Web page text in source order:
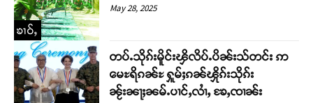
ၶၢဝ်ႇ
May 28, 2025
တပ်ႉသိုၵ်းမိူင်းၾိလိပ်ႉပိၼ်းသ်တင်း ဢ
မေႊရိၵၼ်ႊ ႁူမ်ႈၵၼ်ၾိုၵ်းသိုၵ်း
ၼႂ်းၼႃႈၼမ်ႉပၢင်ႇလၢႆႇ ၶႄႇၸၢၼ်း